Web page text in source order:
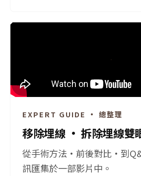
EXPERT GUIDE · 總整理
移除埋線 · 拆除埋線雙
從手術方法·前後對比·到
訊匯集於一部影片中。